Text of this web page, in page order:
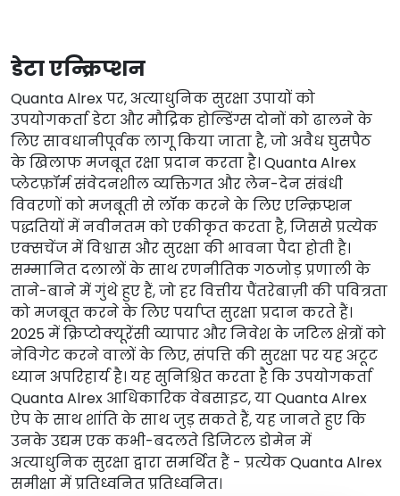
डेटा एन्क्रिप्शन
Quanta Alrex पर, अत्याधुनिक सुरक्षा उपायों को
उपयोगकर्ता डेटा और मौद्रिक होल्डिंग्स दोनों को ढालने के
लिए सावधानीपूर्वक लागू किया जाता है, जो अवैध घुसपैठ
के खिलाफ मजबूत रक्षा प्रदान करता है। Quanta Alrex
प्लेटफ़ॉर्म संवेदनशील व्यक्तिगत और लेन-देन संबंधी
विवरणों को मजबूती से लॉक करने के लिए एन्क्रिप्शन
पद्धतियों में नवीनतम को एकीकृत करता है, जिससे प्रत्येक
एक्सचेंज में विश्वास और सुरक्षा की भावना पैदा होती है।
सम्मानित दलालों के साथ रणनीतिक गठजोड़ प्रणाली के
ताने-बाने में गुंथे हुए हैं, जो हर वित्तीय पैंतरेबाज़ी की पवित्रता
को मजबूत करने के लिए पर्याप्त सुरक्षा प्रदान करते हैं।
2025 में क्रिप्टोक्यूरेंसी व्यापार और निवेश के जटिल क्षेत्रों को
नेविगेट करने वालों के लिए, संपत्ति की सुरक्षा पर यह अटूट
ध्यान अपरिहार्य है। यह सुनिश्चित करता है कि उपयोगकर्ता
Quanta Alrex आधिकारिक वेबसाइट, या Quanta Alrex
ऐप के साथ शांति के साथ जुड़ सकते हैं, यह जानते हुए कि
उनके उद्यम एक कभी-बदलते डिजिटल डोमेन में
अत्याधुनिक सुरक्षा द्वारा समर्थित हैं - प्रत्येक Quanta Alrex
समीक्षा में प्रतिध्वनित प्रतिध्वनित।